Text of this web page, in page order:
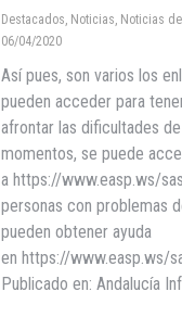
Destacados, Noticias, Noticias de
06/04/2020
Así pues, son varios los
pueden acceder para
afrontar las dificultades
momentos, se puede
a https://www.easp.ws/
personas con problemas
pueden obtener ayuda
en https://www.easp.ws/
Publicado en: Andalucía